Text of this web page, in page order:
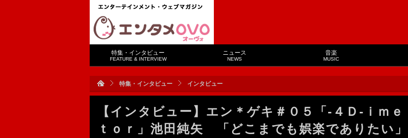
特集・インタビュー
FEATURE & INTERVIEW
ニュース
NEWS
音楽
MUSIC
特集・インタビュー インタビュー
【インタビュー】エン＊ゲキ＃０５「‐４Ｄ‐ｉｍｅ
ｔｏｒ」池田純矢 「どこまでも娯楽でありたい」